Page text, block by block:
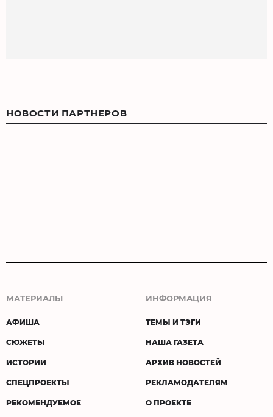
НОВОСТИ ПАРТНЕРОВ
МАТЕРИАЛЫ
АФИША
СЮЖЕТЫ
ИСТОРИИ
СПЕЦПРОЕКТЫ
РЕКОМЕНДУЕМОЕ
ИНФОРМАЦИЯ
ТЕМЫ И ТЭГИ
НАША ГАЗЕТА
АРХИВ НОВОСТЕЙ
РЕКЛАМОДАТЕЛЯМ
О ПРОЕКТЕ